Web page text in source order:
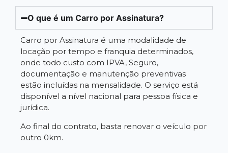
O que é um Carro por Assinatura?
Carro por Assinatura é uma modalidade de
locação por tempo e franquia determinados,
onde todo custo com IPVA, Seguro,
documentação e manutenção preventivas
estão incluídas na mensalidade. O serviço está
disponível a nível nacional para pessoa física e
jurídica.
Ao final do contrato, basta renovar o veículo por
outro 0km.